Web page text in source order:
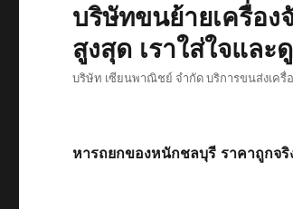
บริษัทขนย้ายเครื่อง
สูงสุด เราใส่ใจแล
บริษัท เซียนพาณิชย์ จำกัด บริการขนส่งเครื่
หารถยกของหนักชลบุรี ราคาถูกจ